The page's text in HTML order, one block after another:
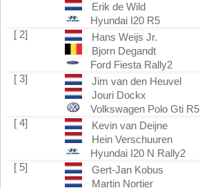
Erik de Wild
Hyundai I20 R5
[ 2]
Hans Weijs Jr.
Bjorn Degandt
Ford Fiesta Rally2
[ 3]
Jim van den Heuvel
Jouri Dockx
Volkswagen Polo Gti R5
[ 4]
Kevin van Deijne
Hein Verschuuren
Hyundai I20 N Rally2
[ 5]
Gert-Jan Kobus
Martin Nortier